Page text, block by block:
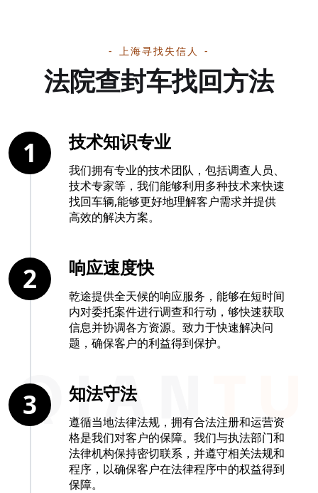
上海寻找失信人
法院查封车找回方法
技术知识专业
我们拥有专业的技术团队，包括调查人员、
技术专家等，我们能够利用多种技术来快速
找回车辆,能够更好地理解客户需求并提供
高效的解决方案。
1
响应速度快
乾途提供全天候的响应服务，能够在短时间
内对委托案件进行调查和行动，够快速获取
信息并协调各方资源。致力于快速解决问
题，确保客户的利益得到保护。
2
知法守法
遵循当地法律法规，拥有合法注册和运营资
格是我们对客户的保障。我们与执法部门和
法律机构保持密切联系，并遵守相关法规和
程序，以确保客户在法律程序中的权益得到
保障。
3